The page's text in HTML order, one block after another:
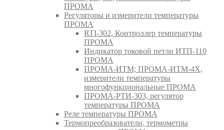
ПРОМА
Регуляторы и измерители температуры
ПРОМА
RTI-302, Контроллер температуры
ПРОМА
Индикатор токовой петли ИТП-110
ПРОМА
ПРОМА-ИТМ; ПРОМА-ИТМ-4Х,
измерители температуры
многофункциональные ПРОМА
ПРОМА-РТИ-303, регулятор
температуры ПРОМА
Реле температуры ПРОМА
Термопреобразователи, термометры